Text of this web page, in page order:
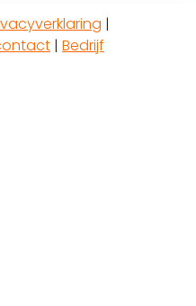
|
| Bedrijf